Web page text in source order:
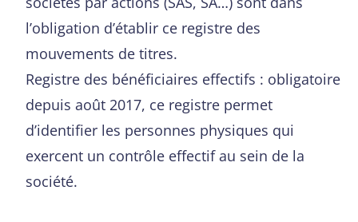
l’obligation d’établir ce registre des
mouvements de titres.
Registre des bénéficiaires effectifs : obligatoire
depuis août 2017, ce registre permet
d’identifier les personnes physiques qui
exercent un contrôle effectif au sein de la
société.